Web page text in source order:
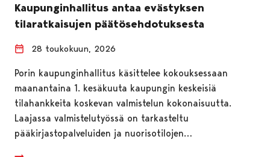
Kaupunginhallitus antaa evästyksen
tilaratkaisujen päätösehdotuksesta
28 toukokuun, 2026
Porin kaupunginhallitus käsittelee kokouksessaan
maanantaina 1. kesäkuuta kaupungin keskeisiä
tilahankkeita koskevan valmistelun kokonaisuutta.
Laajassa valmistelutyössä on tarkasteltu
pääkirjastopalveluiden ja nuorisotilojen…